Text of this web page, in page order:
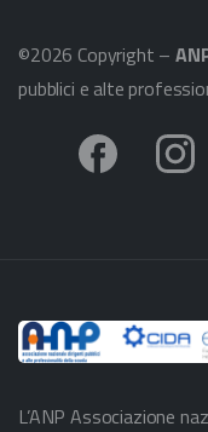
©2026 Copyright –
pubblici e alte
L’ANP Associazione